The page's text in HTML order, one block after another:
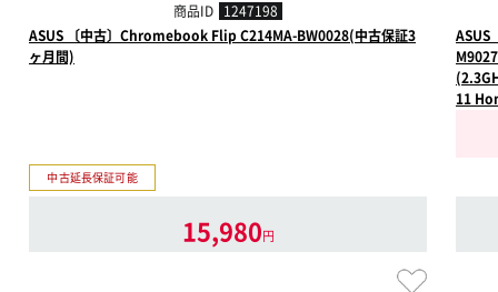
商品ID 1247198
ASUS 〔中古〕Chromebook Flip C214MA-BW0028(中古保証3
ヶ月間)
中古延長保証可能
15,980円
ASUS
11